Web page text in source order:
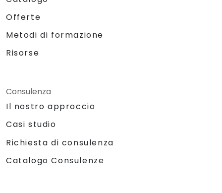
Offerte
Metodi di formazione
Risorse
Consulenza
Il nostro approccio
Casi studio
Richiesta di consulenza
Catalogo Consulenze